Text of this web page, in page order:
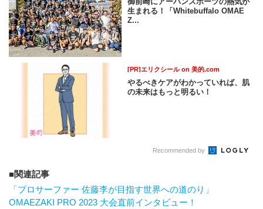
生まれる！「Whitebuffalo OMAE
Z...
[PR]エリクシール on 美的.com
やるべきケアがわかっていれば、肌
の未来はもっと明るい！
Recommended by
関連記事
「プロサーファー 佐藤李が目指す世界への道のり」
OMAEZAKI PRO 2023 大会直前インタビュー！